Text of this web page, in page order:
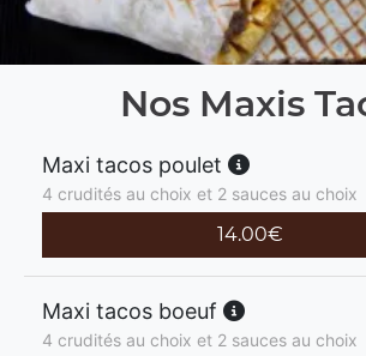
Nos Maxis
Maxi tacos poulet
4 crudités au choix et 2 sauces au choix
14.00€
Maxi tacos boeuf
4 crudités au choix et 2 sauces au choix